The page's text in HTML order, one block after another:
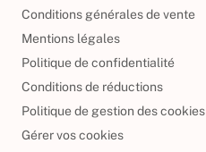
Conditions générales de vente
Mentions légales
Politique de confidentialité
Conditions de réductions
Politique de gestion des cookies
Gérer vos cookies